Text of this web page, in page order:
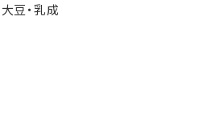
大豆・乳成